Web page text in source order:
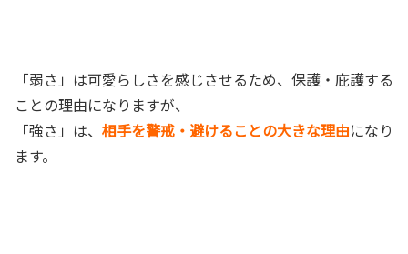
「弱さ」は可愛らしさを感じさせるため、保護・庇護する
ことの理由になりますが、
「強さ」は、 相手を警戒・避けることの大きな理由になり
ます。